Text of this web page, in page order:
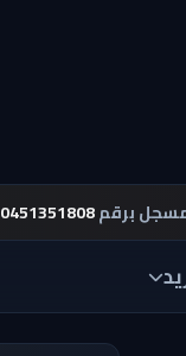
برقم0451351808